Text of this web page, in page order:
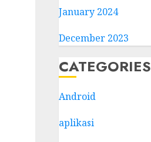
January 2024
December 2023
CATEGORIES
Android
aplikasi